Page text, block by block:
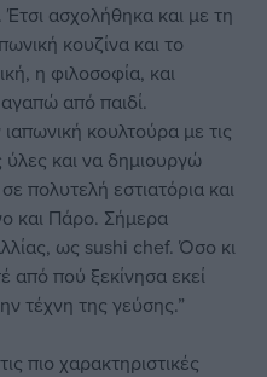
ασχολήθηκα και με τη
κουζίνα και το
η φιλοσοφία, και
από παιδί.
κουλτούρα με τις
και να δημιουργώ
πολυτελή εστιατόρια και
και Πάρο. Σήμερα
ως sushi chef. Όσο κι
πού ξεκίνησα εκεί
τέχνη της γεύσης.”
πιο χαρακτηριστικές